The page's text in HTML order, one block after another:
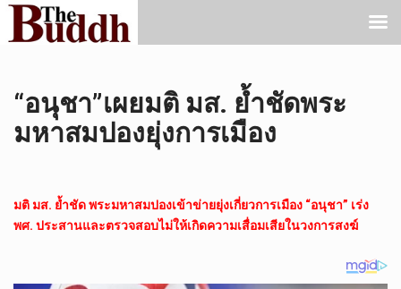
“อนุชา”เผยมติ มส. ย้ำชัดพระ
มหาสมปองยุ่งการเมือง
มติ มส. ย้ำชัด พระมหาสมปองเข้าข่ายยุ่งเกี่ยวการเมือง “อนุชา” เร่ง
พศ. ประสานและตรวจสอบไม่ให้เกิดความเสื่อมเสียในวงการสงฆ์